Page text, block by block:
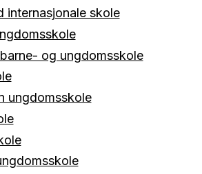
internasjonale skole
og ungdomsskole
ungdomsskole